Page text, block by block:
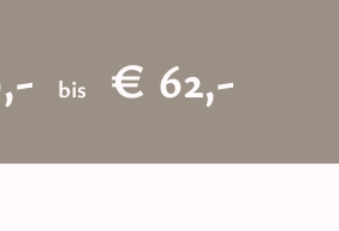
bis € 62,-